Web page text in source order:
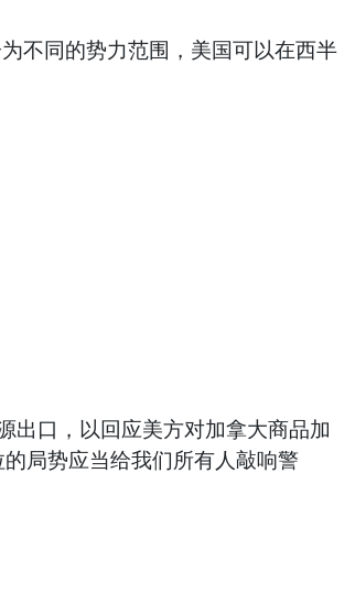
不同的势力范围，美国可以在西半
出口，以回应美方对加拿大商品加
局势应当给我们所有人敲响警